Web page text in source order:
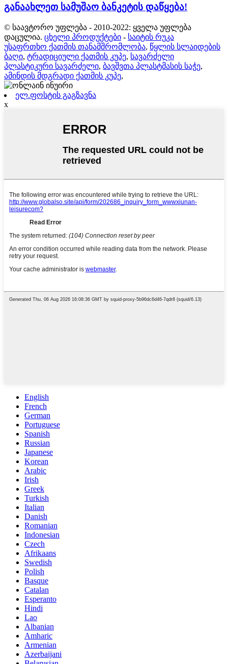
განაახლეთ სამუშაო ბანკეტის დაწყება!
© საავტორო უფლება - 2010-2022: ყველა უფლება
დაცულია. ცხელი პროდუქტები - საიტის რუკა
უსაფრთხო ქათმის თანამშრომლობა, წყლის სლაიდების
ბაღი, ტრადიციული ქათმის კუპე, სავარძელი
პლასტიკური სავარძელი, ბავშვთა პლასტმასის საჭე,
ამინდის მდგრადი ქათმის კუპე,
ელ.ფოსტის გაგზავნა
x
English
French
German
Portuguese
Spanish
Russian
Japanese
Korean
Arabic
Irish
Greek
Turkish
Italian
Danish
Romanian
Indonesian
Czech
Afrikaans
Swedish
Polish
Basque
Catalan
Esperanto
Hindi
Lao
Albanian
Amharic
Armenian
Azerbaijani